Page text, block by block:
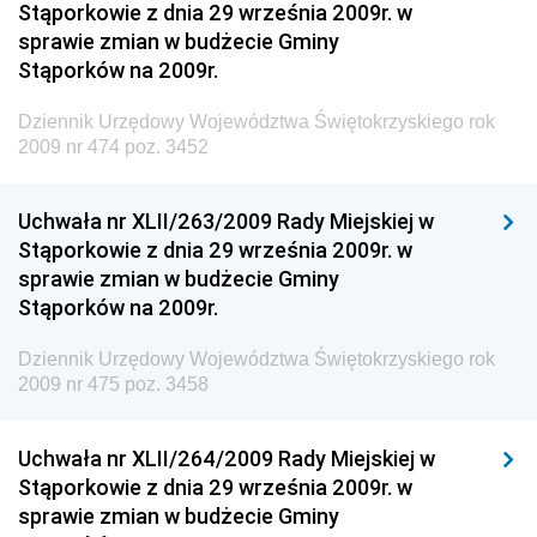
Materiałów Budowlanych
Dziennik Urzędowy Ministra Infrastruktury i Rozwoju
Dziennik Urzędowy Głównego Inspektoratu Ochrony
Środowiska
Dziennik Urzędowy Generalnej Dyrekcji Ochrony
Dziennik Urzędowy Ministerstwa Administracji,
Gospodarki Terenowej i Ochrony Środowiska
Dziennik Urzędowy Ministerstwa Administracji i
Gospodarki Przestrzennej
Dziennik Urzędowy Unii Europejskiej, L
Dziennik Urzędowy Ministerstwa Przemysłu
Chemicznego i Lekkiego
Dziennik Urzędowy Ministerstwa Rolnictwa i
Stąporkowie z dnia 29 września 2009r. w
sprawie zmian w budżecie Gminy
Stąporków na 2009r.
Dziennik Urzędowy Województwa Świętokrzyskiego rok
2009 nr 474 poz. 3452
Uchwała nr XLII/263/2009 Rady Miejskiej w
Stąporkowie z dnia 29 września 2009r. w
sprawie zmian w budżecie Gminy
Stąporków na 2009r.
Dziennik Urzędowy Województwa Świętokrzyskiego rok
2009 nr 475 poz. 3458
Uchwała nr XLII/264/2009 Rady Miejskiej w
Stąporkowie z dnia 29 września 2009r. w
sprawie zmian w budżecie Gminy